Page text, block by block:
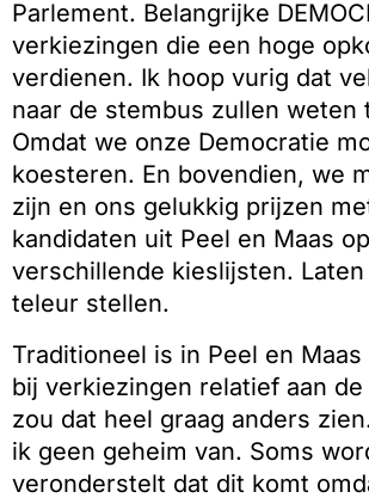
Parlement. Belangrijke
verkiezingen die een hoge
verdienen. Ik hoop vurig dat
naar de stembus zullen weten
Omdat we onze Democratie
koesteren. En bovendien, we
zijn en ons gelukkig prijzen
kandidaten uit Peel en Maas op
verschillende kieslijsten.
teleur stellen.
Traditioneel is in Peel en
bij verkiezingen relatief aan
zou dat heel graag anders
ik geen geheim van. Soms
veronderstelt dat dit komt